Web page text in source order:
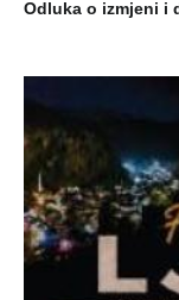
Odluka o izmjeni i